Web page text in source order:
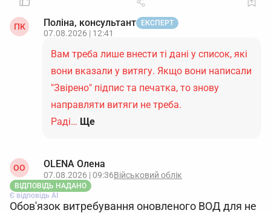
ПК Поліна, консультант ЕКСПЕРТ
07.08.2026 | 12:41
Вам треба лише внести ті дані у список, які
вони вказали у витягу. Якщо вони написали
"Звірено" підпис та печатка, то знову
направляти витяги не треба.
Раді… Ще
ОO OLENA Олена
07.08.2026 | 09:36Військовий облік
ВІДПОВІДЬ НАДАНО
Є відповідь АІ
Обов'язок витребування оновленого ВОД для не